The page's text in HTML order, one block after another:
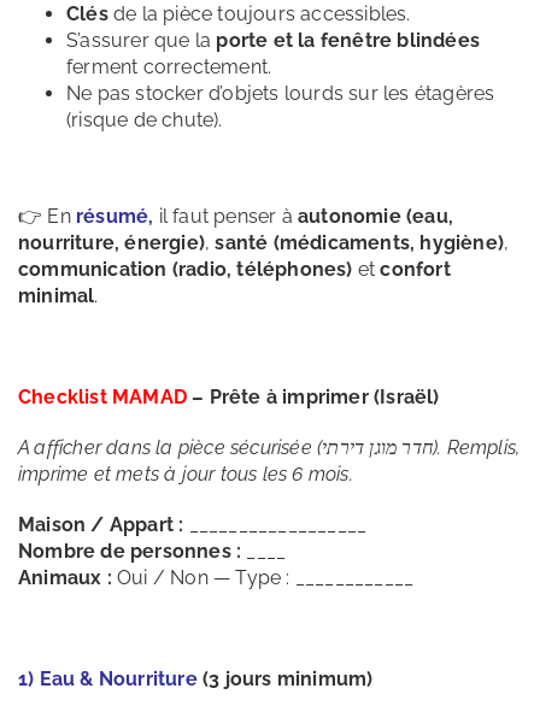
Clésde la pièce toujours accessibles.
S’assurer que la porte et la fenêtre blindées
ferment correctement.
Ne pas stocker d’objets lourds sur les étagères
(risque de chute).
👉 En résumé, il faut penser à autonomie (eau,
nourriture, énergie),santé (médicaments, hygiène),
communication (radio, téléphones) etconfort
minimal.
Checklist MAMAD– Prête à imprimer (Israël)
A afficher dans la pièce sécurisée (חדר מוגן דירתי). Remplis,
imprime et mets à jour tous les 6 mois.
Maison / Appart :
Nombre de personnes :
Animaux : Oui / Non — Type : ____________
1) Eau & Nourriture(3 jours minimum)